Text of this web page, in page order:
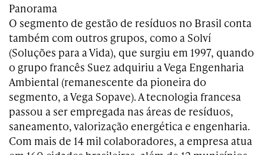
Panorama
O segmento de gestão de resíduos no Brasil conta
também com outros grupos, como a Solví
(Soluções para a Vida), que surgiu em 1997, quando
o grupo francês Suez adquiriu a Vega Engenharia
Ambiental (remanescente da pioneira do
segmento, a Vega Sopave). A tecnologia francesa
passou a ser empregada nas áreas de resíduos,
saneamento, valorização energética e engenharia.
Com mais de 14 mil colaboradores, a empresa atua